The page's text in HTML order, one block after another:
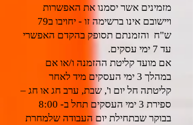
מזמינים אשר יסמנו את האפשרות
ויישובם אינו ברשימה זו - יחויבו ב79
ש"ח והזמנתם תסופק בהקדם האפשרי
עד 7 ימי עסקים.
אם מועד קליטת ההזמנה ו/או אם
במהלך 3 ימי העסקים מיד לאחר
קליטתה חל יום ו', שבת, ערב חג או חג –
ספירת 3 ימי העסקים תחל ב- 8:00
בבוקר שבתחילת יום העבודה שלמחרת